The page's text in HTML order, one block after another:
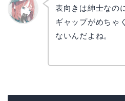
表向きは紳士なの
ギャップがめちゃ
ないんだよね。